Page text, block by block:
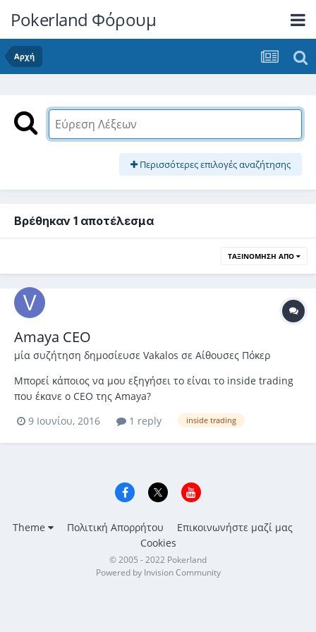
Pokerland Φόρουμ
Αρχή
Περισσότερες επιλογές αναζήτησης
Βρέθηκαν 1 αποτέλεσμα
ΤΑΞΙΝΌΜΗΣΗ ΑΠΌ
Amaya CEO
μία συζήτηση δημοσίευσε Vakalos σε Αίθουσες Πόκερ
Μπορεί κάποιος να μου εξηγήσει το είναι το inside trading
που έκανε ο CEO της Amaya?
9 Ιουνίου, 2016
1 reply inside trading
Theme Πολιτική Απορρήτου
Επικοινωνήστε μαζί μας
Cookies
© 2005 - 2022 Pokerland
Powered by Invision Community